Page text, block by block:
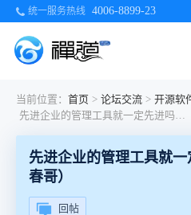
统一服务热线 4006-8899-23
当前位置： 首页 > 论坛交流 > 开源软
先进企业的管理工具就一定先进吗？（作者：春哥）
先进企业的管理工具就一
春哥）
回帖